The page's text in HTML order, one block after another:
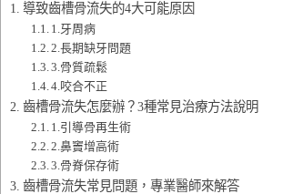
導致齒槽骨流失的4大可能原因
1.牙周病
2.長期缺牙問題
3.骨質疏鬆
4.咬合不正
齒槽骨流失怎麼辦？3種常見治療方法說明
1.引導骨再生術
2.鼻竇增高術
3.骨脊保存術
齒槽骨流失常見問題，專業醫師來解答